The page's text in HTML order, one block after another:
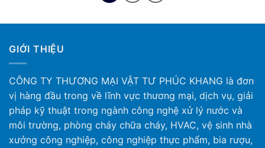
GIỚI THIỆU
CÔNG TY THƯƠNG MẠI VẬT TƯ PHÚC KHANG là đơn
vị hàng đầu trong về lĩnh vực thương mại, dịch vụ, giải
pháp kỹ thuật trong ngành công nghệ xử lý nước và
môi trường, phòng cháy chữa cháy, HVAC, vệ sinh nhà
xưởng công nghiệp, công nghiệp thực phẩm, bia rượu,